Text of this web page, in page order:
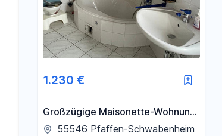
1.230 €
Großzügige Maisonette-Wohnung
mit 136 m² Wohnfläche, Kamin,
55546 Pfaffen-Schwabenheim